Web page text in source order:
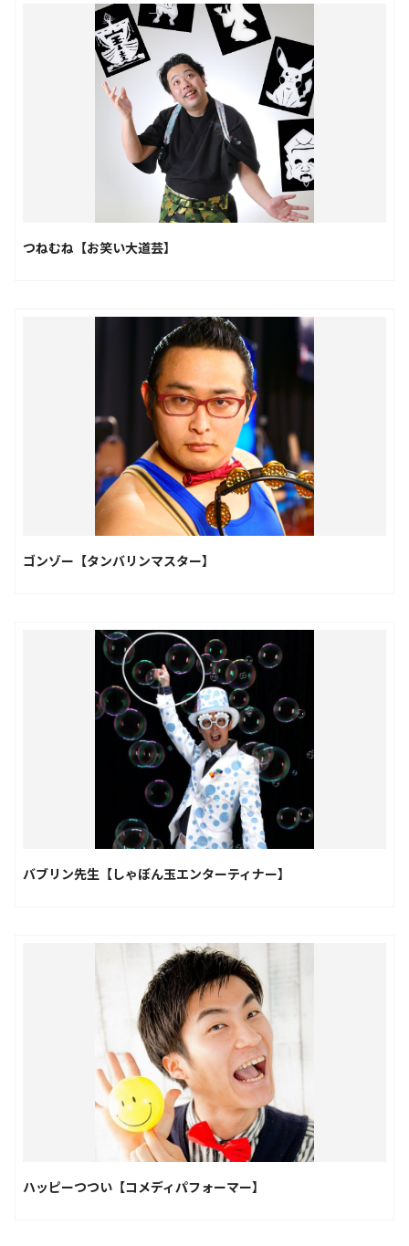
つねむね【お笑い大道芸】
ゴンゾー【タンバリンマスター】
バブリン先生【しゃぼん玉エンターティナー】
ハッピーつつい【コメディパフォーマー】